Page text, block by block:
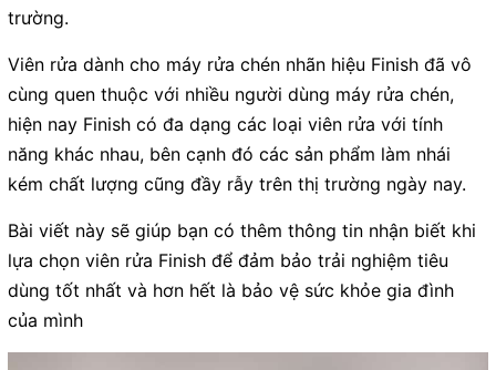
trường.
Viên rửa dành cho máy rửa chén nhãn hiệu Finish đã vô
cùng quen thuộc với nhiều người dùng máy rửa chén,
hiện nay Finish có đa dạng các loại viên rửa với tính
năng khác nhau, bên cạnh đó các sản phẩm làm nhái
kém chất lượng cũng đầy rẫy trên thị trường ngày nay.
Bài viết này sẽ giúp bạn có thêm thông tin nhận biết khi
lựa chọn viên rửa Finish để đảm bảo trải nghiệm tiêu
dùng tốt nhất và hơn hết là bảo vệ sức khỏe gia đình
của mình